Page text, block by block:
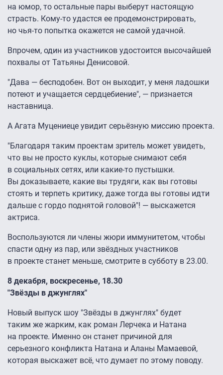
на юмор, то остальные пары выберут настоящую
страсть. Кому-то удастся ее продемонстрировать,
но чья-то попытка окажется не самой удачной.
Впрочем, один из участников удостоится высочайшей
похвалы от Татьяны Денисовой.
"Дава — бесподобен. Вот он выходит, у меня ладошки
потеют и учащается сердцебиение", — признается
наставница.
А Агата Муцениеце увидит серьёзную миссию проекта.
"Благодаря таким проектам зритель может увидеть,
что вы не просто куклы, которые снимают себя
в социальных сетях, или какие-то пустышки.
Вы доказываете, какие вы трудяги, как вы готовы
стоять и терпеть критику, даже тогда вы готовы идти
дальше с гордо поднятой головой"! — выскажется
актриса.
Воспользуются ли члены жюри иммунитетом, чтобы
спасти одну из пар, или звёздных участников
в проекте станет меньше, смотрите в субботу в 23.00.
8 декабря, воскресенье, 18.30
"Звёзды в джунглях"
Новый выпуск шоу "Звёзды в джунглях" будет
таким же жарким, как роман Лерчека и Натана
на проекте. Именно он станет причиной для
серьезного конфликта Натана и Аланы Мамаевой,
которая выскажет всё, что думает по этому поводу.